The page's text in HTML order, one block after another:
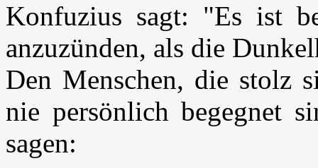
Konfuzius sagt: "Es ist
anzuzünden, als die
Den Menschen, die stolz
nie persönlich begegnet
sagen: